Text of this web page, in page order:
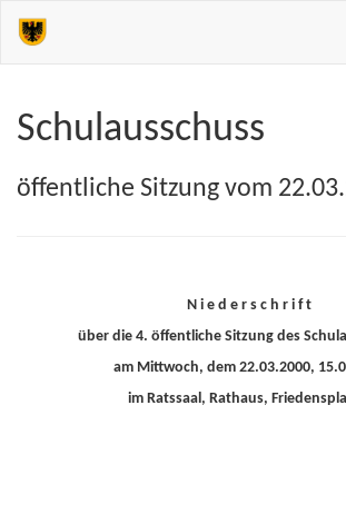
Schulausschuss
öffentliche Sitzung vom
N i e d e r s c h r i f t
über die 4. öffentliche Sitzung des
am Mittwoch, dem 22.03.2000,
im Ratssaal, Rathaus,